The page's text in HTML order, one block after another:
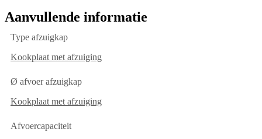
Aanvullende informatie
Type afzuigkap
Kookplaat met afzuiging
Ø afvoer afzuigkap
Kookplaat met afzuiging
Afvoercapaciteit